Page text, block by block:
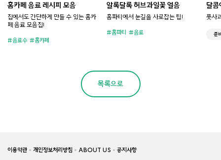
홈카페 음료 레시피 모음
집에서도 간단하게 만들 수 있는 홈카
페 음료 모음집!
음료수 홈카페
알록달록 허브과일꽃 얼음
홈파티에서 눈길을 사로잡는 팁!
홈파티 음료
달콤
풋사
준
목록으로
이용약관 개인정보처리방침 ABOUT US 공지사항